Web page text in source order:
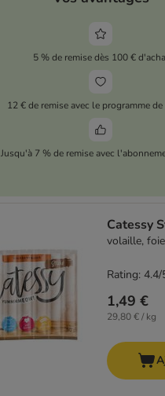
5 % de remise dès 100 €
12 € de remise avec le programme
Jusqu'à 7 % de remise avec
Catessy
volaille, foie
1,49 €
29,80 € / kg
Rating: 4.4/